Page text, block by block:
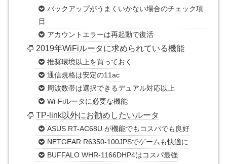
バックアップがうまくいかない場合のチェック項
目
アカウントエラーは再起動で復活
2019年WiFiルータに求められている機能
推奨環境以上を買っておく
通信規格は安定の11ac
周波数帯は選択できるデュアル対応以上
Wi-Fiルータに必要な機能
TP-link以外にお勧めしたいルータ
ASUS RT-AC68U が機能でもコスパでも良好
NETGEAR R6350-100JPSでゲームも快適に
BUFFALO WHR-1166DHP4はコスパ最強